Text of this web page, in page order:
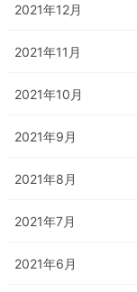
2021年12月
2021年11月
2021年10月
2021年9月
2021年8月
2021年7月
2021年6月